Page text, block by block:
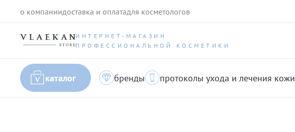
о компаниидоставка и оплатадля косметологов
ИНТЕРНЕТ-МАГАЗИН
ПРОФЕССИОНАЛЬНОЙ КОСМЕТИКИ
каталог бренды протоколы ухода и лечения кожи